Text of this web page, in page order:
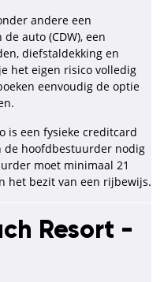
andere een
auto (CDW), een
diefstaldekking en
het eigen risico volledig
eenvoudig de optie
is een fysieke creditcard
de hoofdbestuurder nodig
moet minimaal 21
het bezit van een rijbewijs.
Resort -